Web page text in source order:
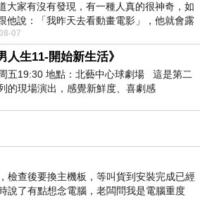
大家有沒有發現，有一種人真的很神奇，如
他說：「我昨天去看動畫電影」，他就會露
慈祥的微笑，然後問你是不是陪小
07
生11-開始新生活》
五19:30 地點：北藝中心球劇場 這是第二
的現場演出，感覺新鮮度、喜劇感
檢查後要換主機板，等叫貨到安裝完成已經
說了有點想念電腦，老闆問我是電腦重度